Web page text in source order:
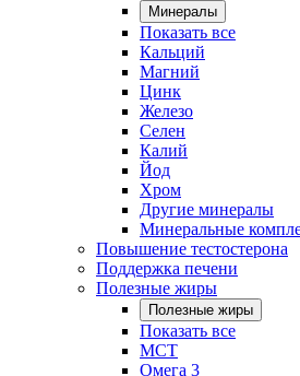
Минералы
Показать все
Кальций
Магний
Цинк
Железо
Селен
Калий
Йод
Хром
Другие минералы
Минеральные
Повышение тестостерона
Поддержка печени
Полезные жиры
Полезные жиры
Показать все
MCT
Омега 3